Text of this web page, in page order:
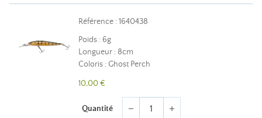
Référence : 1640438
Poids : 6g
Longueur : 8cm
Coloris : Ghost Perch
10,00 €
Quantité remove add